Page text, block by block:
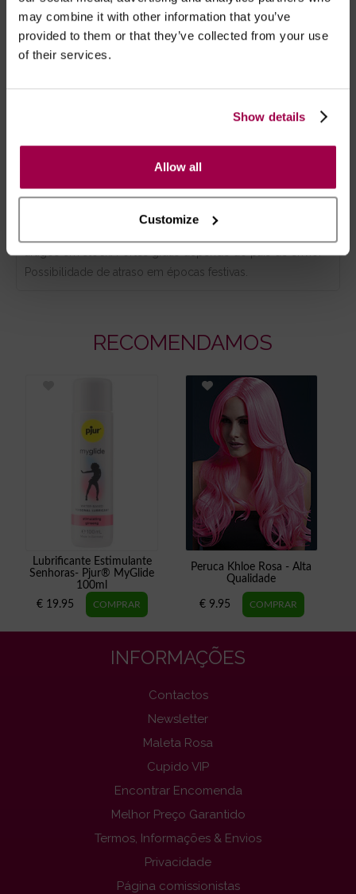
may combine it with other information that you’ve
provided to them or that they’ve collected from your use
of their services.
Show details
Allow all
Customize
Cada carga fornece mais de 60 minutos de
utilização.
- Embalagens 100% discretas
- *Entrega em 24 horas para pedidos antes das 16:00 h.
Após as 16:00 h, a sua encomenda será entregue em 48
artigos em stock. Portes gratis depende do país de envio.
Possibilidade de atraso em épocas festivas.
RECOMENDAMOS
Lubrificante Estimulante
Senhoras- Pjur® MyGlide
100ml
€ 19.95
Peruca Khloe Rosa - Alta
Qualidade
€ 9.95
INFORMAÇÕES
Contactos
Newsletter
Maleta Rosa
Cupido VIP
Encontrar Encomenda
Melhor Preço Garantido
Termos, Informações & Envios
Privacidade
Página comissionistas